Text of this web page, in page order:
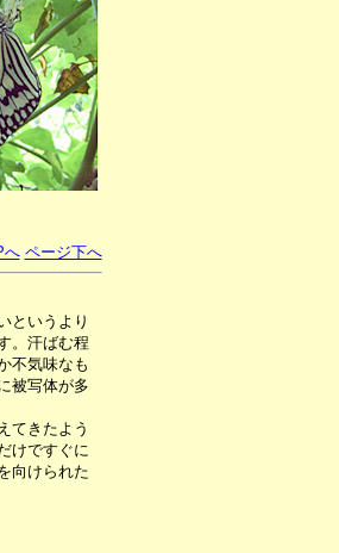
へ ページ下へ
というより
。汗ばむ程
不気味なも
被写体が多
てきたよう
けですぐに
向けられた